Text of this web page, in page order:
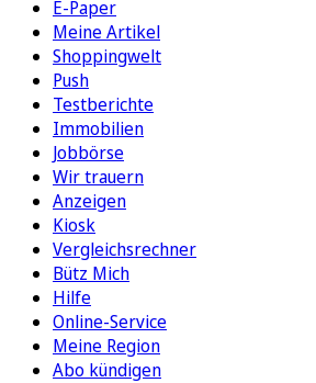
E-Paper
Meine Artikel
Shoppingwelt
Push
Testberichte
Immobilien
Jobbörse
Wir trauern
Anzeigen
Kiosk
Vergleichsrechner
Bütz Mich
Hilfe
Online-Service
Meine Region
Abo kündigen